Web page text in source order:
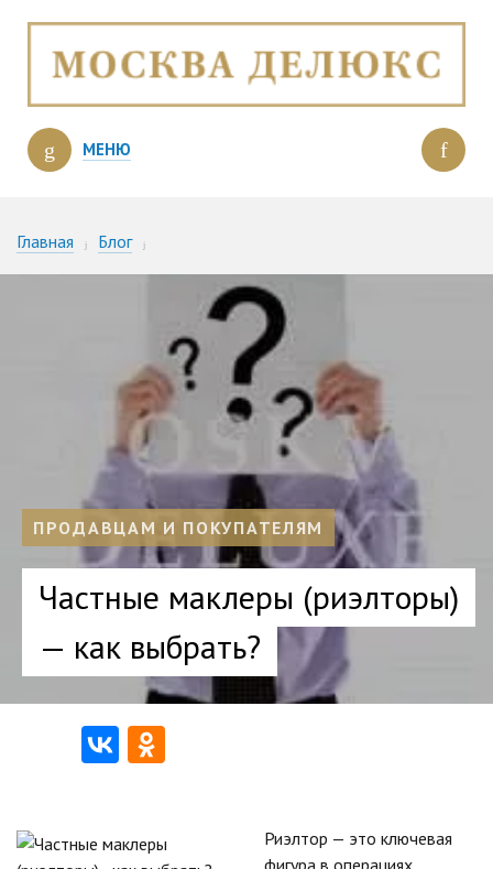
МЕНЮ
Главная Блог
Частные маклеры (риэлторы) — как выбрать?
ПРОДАВЦАМ И ПОКУПАТЕЛЯМ
Частные маклеры (риэлторы)
— как выбрать?
Риэлтор — это ключевая
фигура в операциях